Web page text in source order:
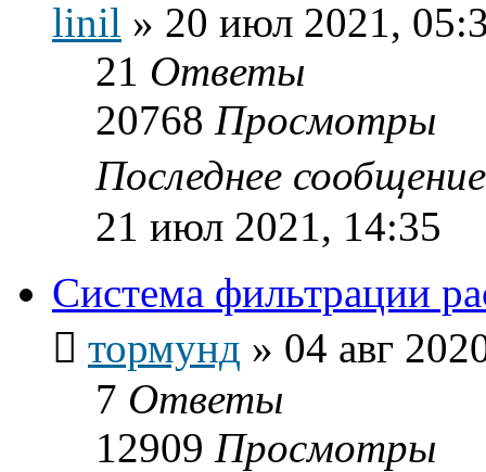
linil » 20 июл 2021,
21 Ответы
20768 Просмотры
Последнее
21 июл 2021, 14:35
Система фильтрации
тормунд » 04 авг
7 Ответы
12909 Просмотры